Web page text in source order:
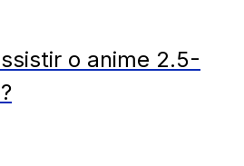
o anime 2.5-